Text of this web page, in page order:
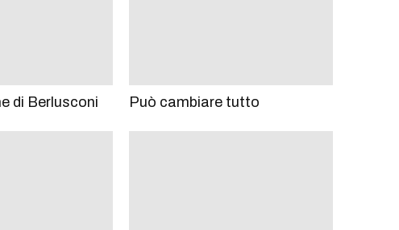
di Berlusconi Può cambiare tutto